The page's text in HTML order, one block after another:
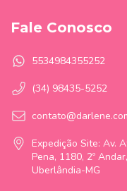
Fale Conosco
5534984355252
(34) 98435-5252
Expedição Site: Av.
Pena, 1180, 2º Andar,
Uberlândia-MG